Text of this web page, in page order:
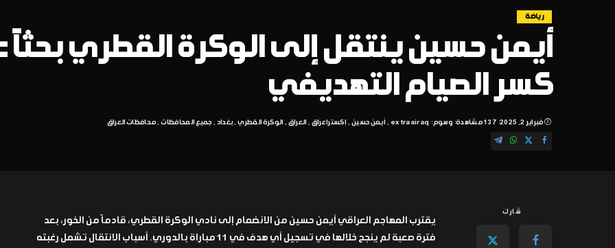
رياضة
أيمن حسين ينتقل إلى الوكرة القطري
كسر الصيام التهديفي
فبراير 2, 2025 137 مشاهدة وسوم: extraairaq أيمن حسين إكسترا عراق العراق الوكرة القطري بغداد جميع المحافظات محافظات العراق
شارك
يقترب المهاجم العراقي أيمن حسين من الانضمام إلى نادي الوكرة القطري، قادماً من الخور، بعد
فترة صعبة لم ينجح خلالها في تسجيل أي هدف في 11 مباراة بالدوري. أسباب الانتقال تشمل رغبته